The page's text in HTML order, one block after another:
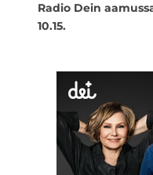
Radio Dein
10.15.